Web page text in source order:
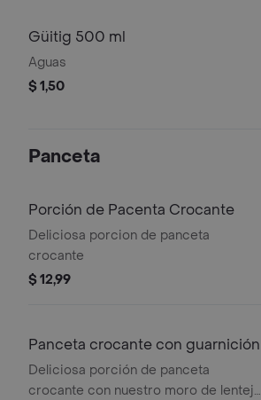
Güitig 500 ml
Aguas
$ 1,50
Panceta
Porción de Pacenta Crocante
Deliciosa porcion de panceta
crocante
$ 12,99
Panceta crocante con guarnición
Deliciosa porción de panceta
crocante con nuestro moro de lenteja